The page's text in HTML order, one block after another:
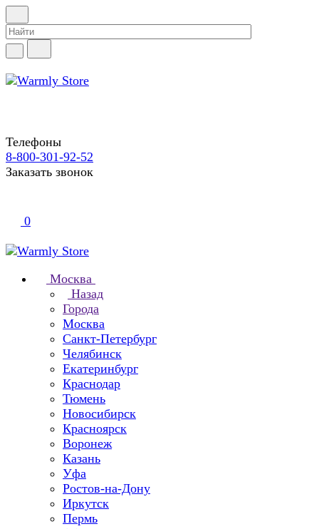
Телефоны
8-800-301-92-52
Заказать звонок
0
Москва
Назад
Города
Москва
Санкт-Петербург
Челябинск
Екатеринбург
Краснодар
Тюмень
Новосибирск
Красноярск
Воронеж
Казань
Уфа
Ростов-на-Дону
Иркутск
Пермь